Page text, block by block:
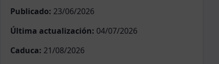
Publicado: 23/06/2026
Última actualización: 04/07/2026
Caduca: 21/08/2026